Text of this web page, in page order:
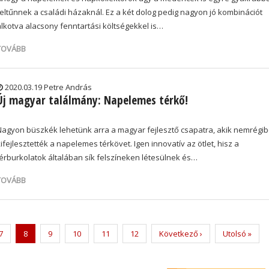
a családi házaknál. Ez a két dolog pedig nagyon jó kombinációt
alacsony fenntartási költségekkel is…
2020.03.19 Petre András
magyar találmány: Napelemes térkő!
büszkék lehetünk arra a magyar fejlesztő csapatra, akik
a napelemes térkövet. Igen innovatív az ötlet, hisz a
általában sík felszíneken létesülnek és…
Current
page
8 Page
9 Page
10 Page
11 Page
12
Next
page
Következő ›
Last
page
Utolsó »